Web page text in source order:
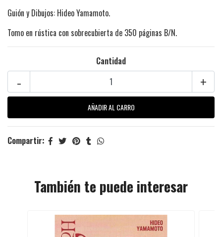
Guión y Dibujos: Hideo Yamamoto.
Tomo en rústica con sobrecubierta de 350 páginas B/N.
Cantidad
+
-
Compartir:
También te puede interesar